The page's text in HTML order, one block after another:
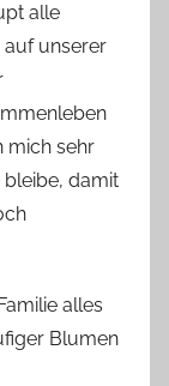
alle
auf unserer
mich sehr
damit
alles
Blumen